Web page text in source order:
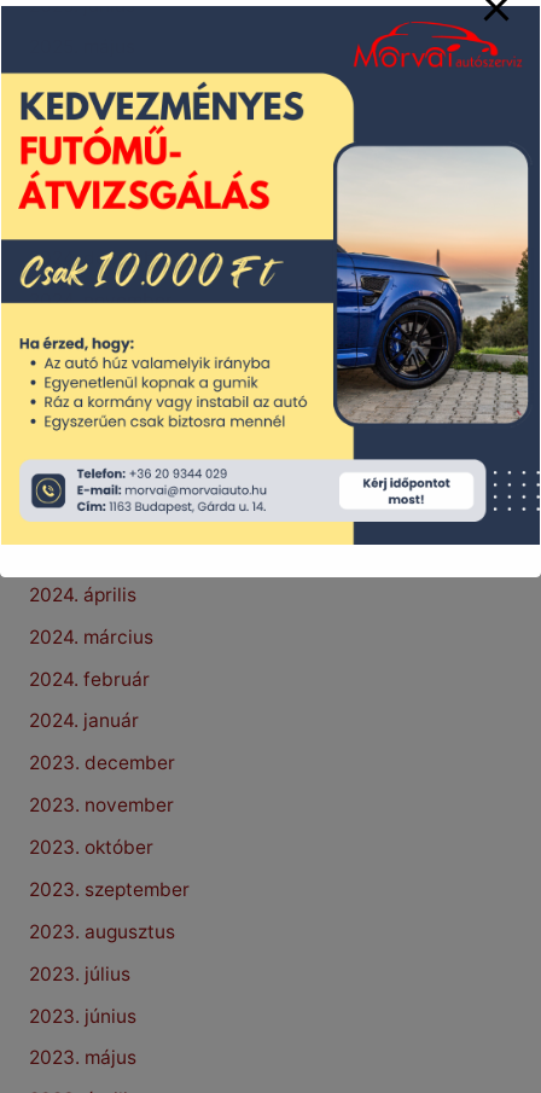
2025. június
2025. április
2025. március
2025. február
2025. január
2024. december
2024. november
2024. október
2024. szeptember
2024. augusztus
2024. július
2024. június
2024. május
2024. április
2024. március
2024. február
2024. január
2023. december
2023. november
2023. október
2023. szeptember
2023. augusztus
2023. július
2023. június
2023. május